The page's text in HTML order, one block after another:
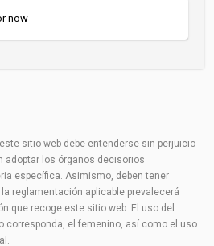
now
sitio web debe entenderse sin perjuicio
adoptar los órganos decisorios
específica. Asimismo, deben tener
reglamentación aplicable prevalecerá
que recoge este sitio web. El uso del
corresponda, el femenino, así como el uso